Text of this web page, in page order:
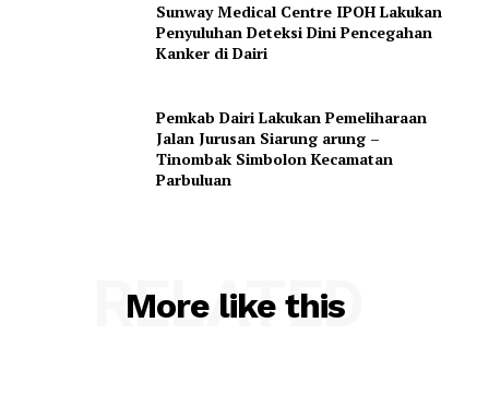
Sunway Medical Centre IPOH Lakukan
Penyuluhan Deteksi Dini Pencegahan
Kanker di Dairi
Pemkab Dairi Lakukan Pemeliharaan
Jalan Jurusan Siarung arung –
Tinombak Simbolon Kecamatan
Parbuluan
More like this
RELATED